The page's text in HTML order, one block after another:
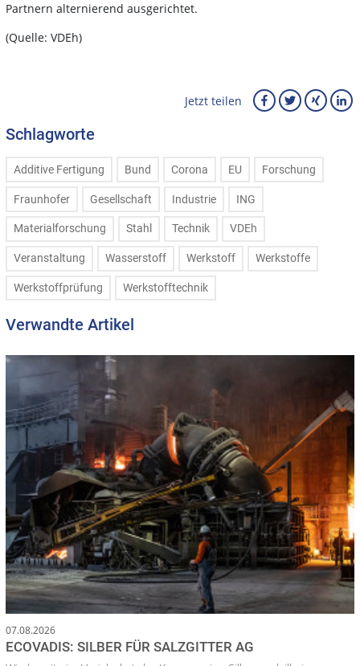
Partnern alternierend ausgerichtet.
(Quelle: VDEh)
Jetzt teilen
Schlagworte
Additive Fertigung Bund Corona EU Forschung
Fraunhofer Gesellschaft Industrie ING
Materialforschung Stahl Technik VDEh
Veranstaltung Wasserstoff Werkstoff Werkstoffe
Werkstoffprüfung Werkstofftechnik
Verwandte Artikel
07.08.2026
ECOVADIS: SILBER FÜR SALZGITTER AG